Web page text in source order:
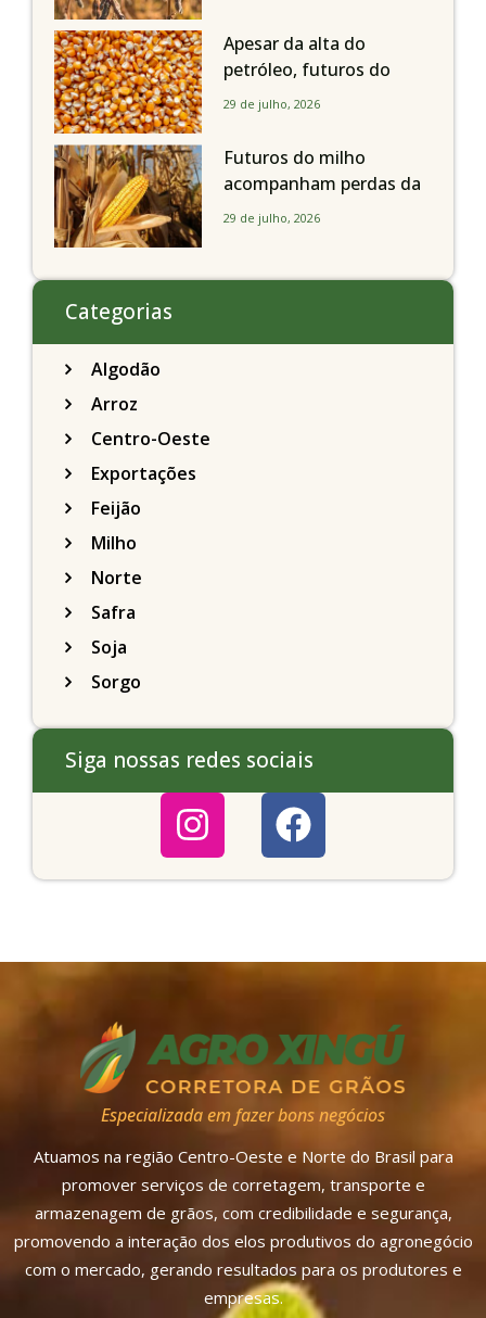
de R$ 150/sc
Apesar da alta do
petróleo, futuros do
milho recuam em
a soja nesta quarta-feira
29 de julho, 2026
Futuros do milho
acompanham perdas da
soja e fecham quarta-
29 de julho, 2026
Categorias
Algodão
Arroz
Centro-Oeste
Exportações
Feijão
Milho
Norte
Safra
Soja
Sorgo
Siga nossas redes sociais
Especializada em fazer bons negócios
Atuamos na região Centro-Oeste e Norte do Brasil para
promover serviços de corretagem, transporte e
armazenagem de grãos, com credibilidade e segurança,
promovendo a interação dos elos produtivos do agronegócio
com o mercado, gerando resultados para os produtores e
empresas.